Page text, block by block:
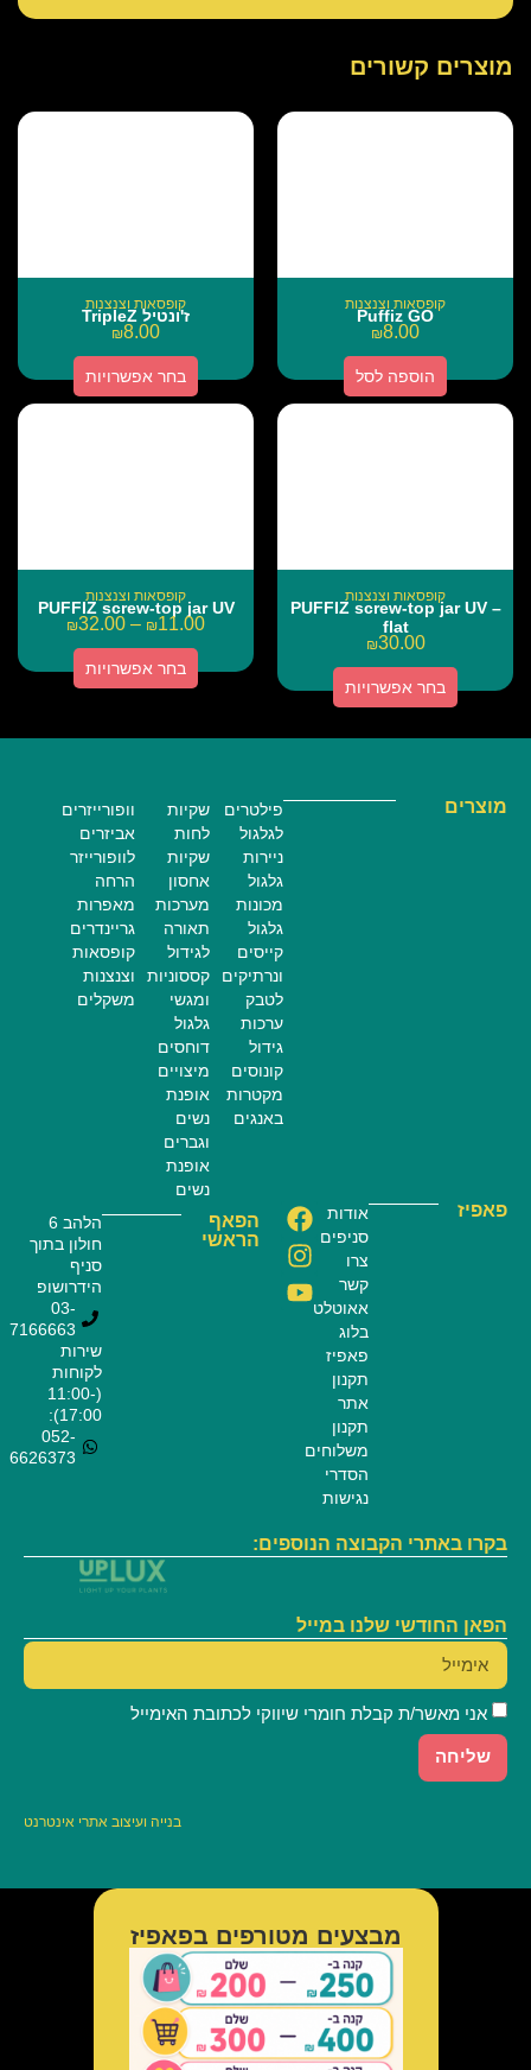
מוצרים קשורים
קופסאות וצנצנות
Puffiz GO
₪8.00
הוספה לסל
קופסאות וצנצנות
ז'ונטיל TripleZ
₪8.00
בחר אפשרויות
קופסאות וצנצנות
PUFFIZ screw-top jar UV –
flat
₪30.00
בחר אפשרויות
קופסאות וצנצנות
PUFFIZ screw-top jar UV
₪11.00
–
₪32.00
בחר אפשרויות
מוצרים
פילטרים
לגלגול
ניירות
גלגול
מכונות
גלגול
קייסים
ונרתיקים
לטבק
ערכות
גידול
קונוסים
מקטרות
באנגים
שקיות
לחות
שקיות
אחסון
מערכות
תאורה
לגידול
קססוניות
ומגשי
גלגול
דוחסים
מיצויים
אופנת
נשים
וגברים
אופנת
נשים
וופורייזרים
אביזרים
לוופורייזר
הרחה
מאפרות
גריינדרים
קופסאות
וצנצנות
משקלים
פאפיז
אודות
סניפים
צרו
קשר
אאוטלט
בלוג
פאפיז
תקנון
אתר
תקנון
משלוחים
הסדרי
נגישות
הפאף
הראשי
הלהב 6
חולון בתוך
סניף
הידרושופ
03-
7166663
שירות
לקוחות
(11:00-
17:00):
052-
6626373
בקרו באתרי הקבוצה הנוספים:
הפאן החודשי שלנו במייל
אני מאשר/ת קבלת חומרי שיווקי לכתובת האימייל
שליחה
בנייה ועיצוב אתרי אינטרנט
מבצעים מטורפים בפאפיז